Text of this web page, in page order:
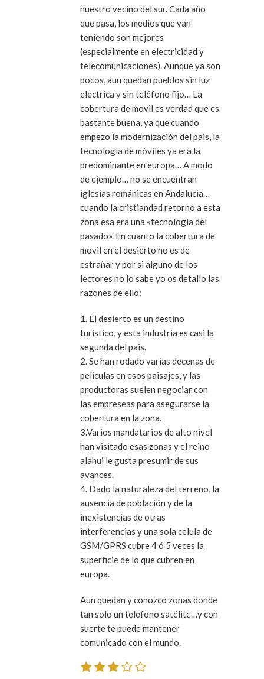
nuestro vecino del sur. Cada año
que pasa, los medios que van
teniendo son mejores
(especialmente en electricidad y
telecomunicaciones). Aunque ya son
pocos, aun quedan pueblos sin luz
electrica y sin teléfono fijo… La
cobertura de movil es verdad que es
bastante buena, ya que cuando
empezo la modernización del pais, la
tecnología de móviles ya era la
predominante en europa… A modo
de ejemplo… no se encuentran
iglesias románicas en Andalucia…
cuando la cristiandad retorno a esta
zona esa era una «tecnología del
pasado». En cuanto la cobertura de
movil en el desierto no es de
estrañar y por si alguno de los
lectores no lo sabe yo os detallo las
razones de ello:
1. El desierto es un destino
turistico, y esta industria es casi la
segunda del pais.
2. Se han rodado varias decenas de
películas en esos paisajes, y las
productoras suelen negociar con
las empreseas para asegurarse la
cobertura en la zona.
3.Varios mandatarios de alto nivel
han visitado esas zonas y el reino
alahui le gusta presumir de sus
avances.
4. Dado la naturaleza del terreno, la
ausencia de población y de la
inexistencias de otras
interferencias y una sola celula de
GSM/GPRS cubre 4 ó 5 veces la
superficie de lo que cubren en
europa.
Aun quedan y conozco zonas donde
tan solo un telefono satélite…y con
suerte te puede mantener
comunicado con el mundo.